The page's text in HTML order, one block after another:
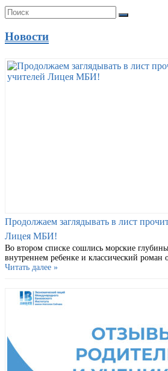
Новости
Продолжаем заглядывать в лист
Лицея МБИ!
Во втором списке сошлись морские
внутреннем ребенке и классический
Читать далее »